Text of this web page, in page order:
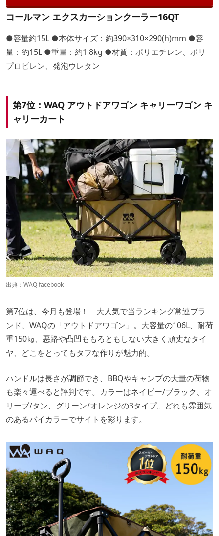
コールマン エクスカーションクーラー16QT
●容量約15L ●本体サイズ：約390×310×290(h)mm ●容
量：約15L ●重量：約1.8kg ●材質：ポリエチレン、ポリ
プロピレン、発泡ウレタン
第7位：WAQ アウトドアワゴン キャリーワゴン キ
ャリーカート
出典： WAQ facebook
第7位は、今月も登場！ 大人気で当ランキング常連ブラ
ンド、WAQの「アウトドアワゴン」。大容量の106L、耐荷
重150㎏、悪路や凸凹ももろともしない大きく頑丈なタイ
ヤ、どこをとってもタフな作りが魅力的。
ハンドルは長さが調節でき、BBQやキャンプの大量の荷物
も楽々運べると評判です。カラーはネイビー/ブラック、オ
リーブ/タン、グリーン/オレンジの3タイプ。どれも雰囲気
のあるバイカラーでサイトを彩ります。